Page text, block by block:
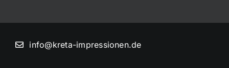
info@kreta-impressionen.de